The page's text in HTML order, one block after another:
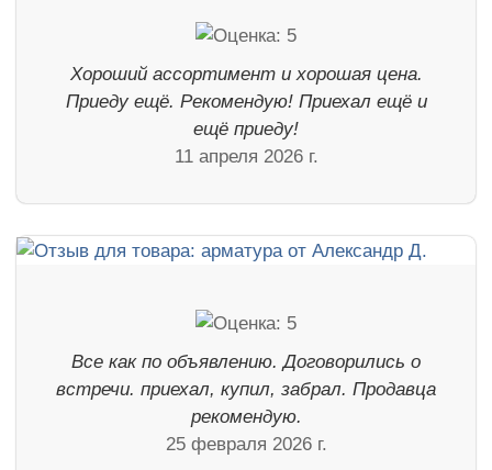
Хороший ассортимент и хорошая цена.
Приеду ещё. Рекомендую! Приехал ещё и
ещё приеду!
11 апреля 2026 г.
Все как по объявлению. Договорились о
встречи. приехал, купил, забрал. Продавца
рекомендую.
25 февраля 2026 г.